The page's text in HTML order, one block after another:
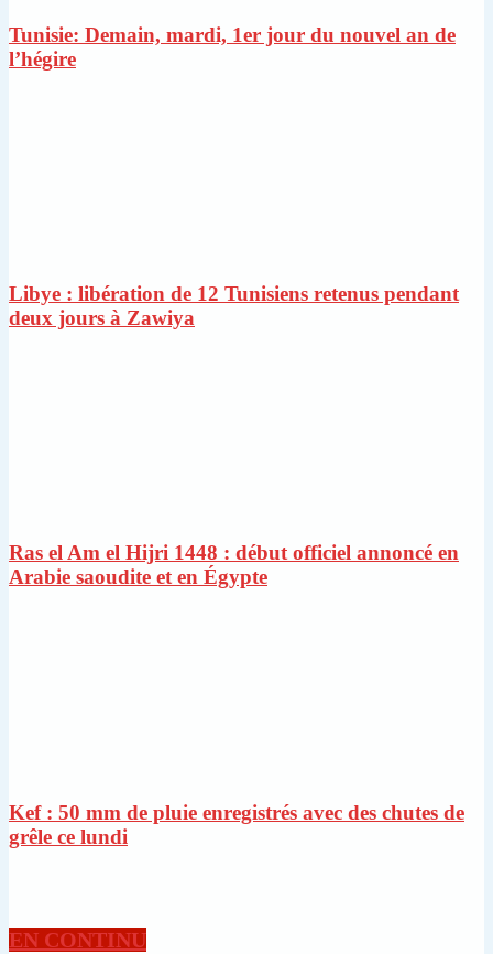
Tunisie: Demain, mardi, 1er jour du nouvel an de
l’hégire
Libye : libération de 12 Tunisiens retenus pendant
deux jours à Zawiya
Ras el Am el Hijri 1448 : début officiel annoncé en
Arabie saoudite et en Égypte
Kef : 50 mm de pluie enregistrés avec des chutes de
grêle ce lundi
EN CONTINU